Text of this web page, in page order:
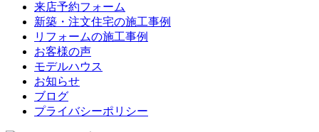
来店予約フォーム
新築・注文住宅の施工事例
リフォームの施工事例
お客様の声
モデルハウス
お知らせ
ブログ
プライバシーポリシー